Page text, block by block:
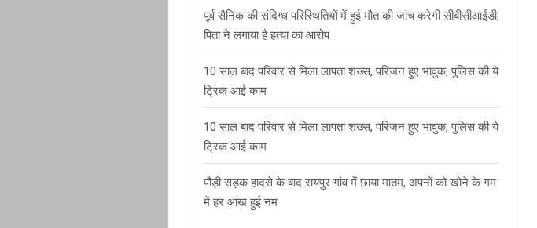
पूर्व सैनिक की संदिग्ध परिस्थितियों में हुई मौत की जांच करेगी सीबीसीआईडी,
पिता ने लगाया है हत्या का आरोप
10 साल बाद परिवार से मिला लापता शख्स, परिजन हुए भावुक, पुलिस की ये
ट्रिक आई काम
10 साल बाद परिवार से मिला लापता शख्स, परिजन हुए भावुक, पुलिस की ये
ट्रिक आई काम
पौड़ी सड़क हादसे के बाद रायपुर गांव में छाया मातम, अपनों को खोने के गम
में हर आंख हुई नम